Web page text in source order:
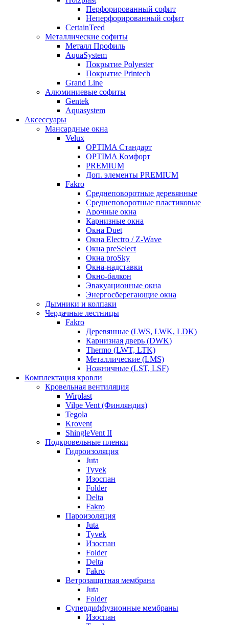
Перфорированный софит
Неперфорированный софит
CertainTeed
Металлические софиты
Металл Профиль
AquaSystem
Покрытие Polyester
Покрытие Printech
Grand Line
Алюминиевые софиты
Gentek
Aquasystem
Аксессуары
Мансардные окна
Velux
OPTIMA Стандарт
OPTIMA Комфорт
PREMIUM
Доп. элементы PREMIUM
Fakro
Cреднеповоротные деревянные
Cреднеповоротные пластиковые
Арочные окна
Карнизные окна
Окна Duet
Окна Electro / Z-Wave
Окна preSelect
Окна proSky
Окна-надставки
Окно-балкон
Эвакуационные окна
Энергосберегающие окна
Дымники и колпаки
Чердачные лестницы
Fakro
Деревянные (LWS, LWK, LDK)
Карнизная дверь (DWK)
Thermo (LWT, LTK)
Металлические (LMS)
Ножничные (LST, LSF)
Комплектация кровли
Кровельная вентиляция
Wirplast
Vilpe Vent (Финляндия)
Tegola
Krovent
ShingleVent II
Подкровельные пленки
Гидроизоляция
Juta
Tyvek
Изоспан
Folder
Delta
Fakro
Пароизоляция
Juta
Tyvek
Изоспан
Folder
Delta
Fakro
Ветрозащитная мембрана
Juta
Folder
Супердиффузионные мембраны
Изоспан